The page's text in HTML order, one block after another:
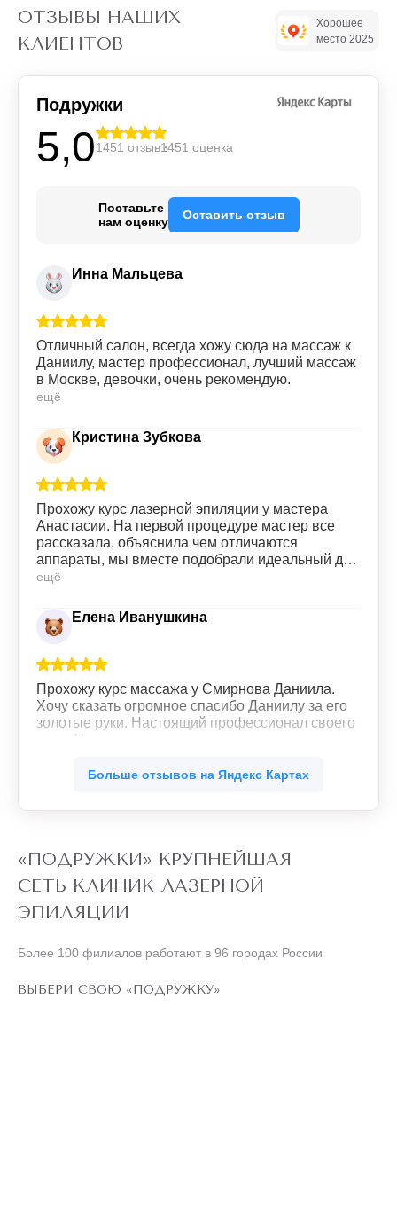
ОТЗЫВЫ НАШИХ
КЛИЕНТОВ
Хорошее
место 2025
Подружки
5,01451 отзыв1451 оценка
Поставьте
нам оценку
Оставить отзыв
Инна Мальцева
Отличный салон, всегда хожу сюда на массаж к
Даниилу, мастер профессионал, лучший массаж
в Москве, девочки, очень рекомендую.
ещё
Кристина Зубкова
Прохожу курс лазерной эпиляции у мастера
Анастасии. На первой процедуре мастер все
рассказала, объяснила чем отличаются
аппараты, мы вместе подобрали идеальный для
меня вариант. Сами процедуры проходят без
быстро. Девушки на ресепшене всегда
приветливы. Всем советую данную клинику.
ещё
Елена Иванушкина
Прохожу курс массажа у Смирнова Даниила.
Хочу сказать огромное спасибо Даниилу за его
золотые руки. Настоящий профессионал своего
дела. Уже со второго сеанса массажа
зажимы в мышцах. Буду продолжать.
Больше отзывов на Яндекс Картах
«ПОДРУЖКИ» КРУПНЕЙШАЯ
СЕТЬ КЛИНИК ЛАЗЕРНОЙ
ЭПИЛЯЦИИ
Более 100 филиалов работают в 96 городах России
ВЫБЕРИ СВОЮ «ПОДРУЖКУ»